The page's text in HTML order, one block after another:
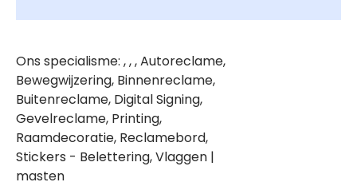
Ons specialisme: , , , Autoreclame,
Bewegwijzering, Binnenreclame,
Buitenreclame, Digital Signing,
Gevelreclame, Printing,
Raamdecoratie, Reclamebord,
Stickers - Belettering, Vlaggen |
masten